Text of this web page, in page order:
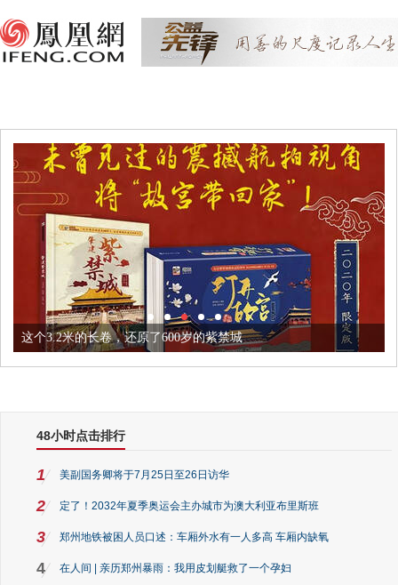
这个3.2米的长卷，还原了600岁的紫禁城
48小时点击排行
1 美副国务卿将于7月25日至26日访华
2 定了！2032年夏季奥运会主办城市为澳大利亚布里斯班
3 郑州地铁被困人员口述：车厢外水有一人多高 车厢内缺氧
4 在人间 | 亲历郑州暴雨：我用皮划艇救了一个孕妇